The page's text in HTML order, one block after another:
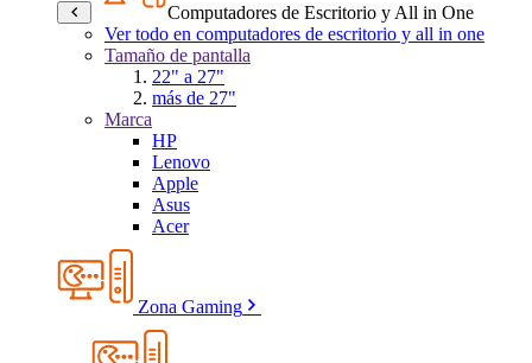
Computadores de Escritorio y All in One
Ver todo en computadores de escritorio y all in one
Tamaño de pantalla
22" a 27"
más de 27"
Marca
HP
Lenovo
Apple
Asus
Acer
Zona Gaming